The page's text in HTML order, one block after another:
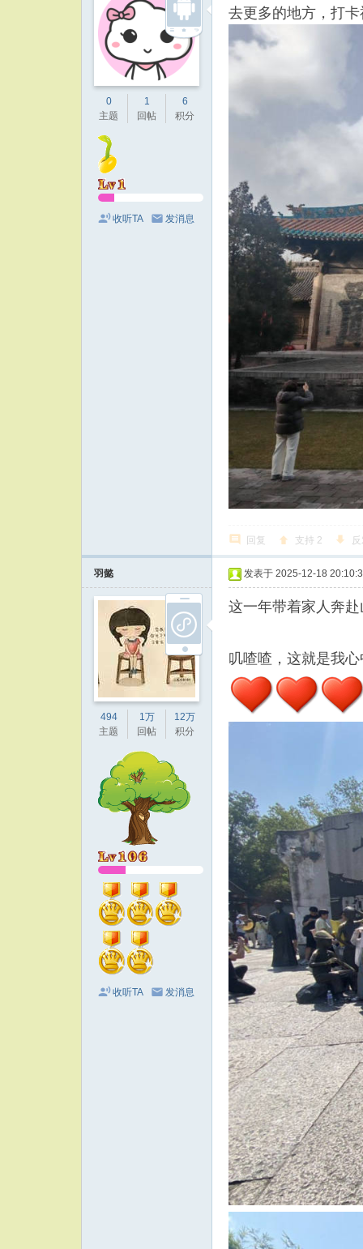
0
主题
1
回帖
6
积分
收听TA 发消息
去更多的地方，打
回复 支持 2
羽懿
494
主题
1万
回帖
12万
积分
收听TA 发消息
发表于 2025-12-18
这一年带着家人奔
叽喳喳，这就是我